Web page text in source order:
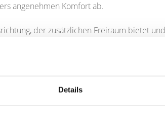
Details
angenehmen Komfort ab.
der zusätzlichen Freiraum bietet und
einen Duplex-Stellplatz.
und 20.000 EUR für den Duplex-
fällt eine Käuferprovision von 3,57 %